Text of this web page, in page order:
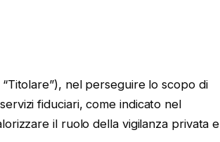
“Titolare”), nel perseguire lo scopo di
fiduciari, come indicato nel
il ruolo della vigilanza privata e